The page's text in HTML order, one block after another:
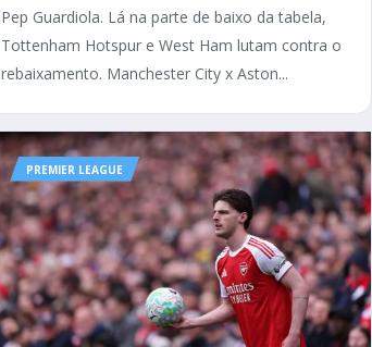
Pep Guardiola. Lá na parte de baixo da tabela,
Tottenham Hotspur e West Ham lutam contra o
rebaixamento. Manchester City x Aston...
PREMIER LEAGUE